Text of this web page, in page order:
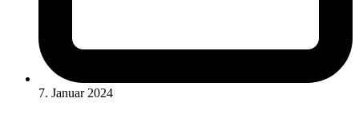
7. Januar 2024